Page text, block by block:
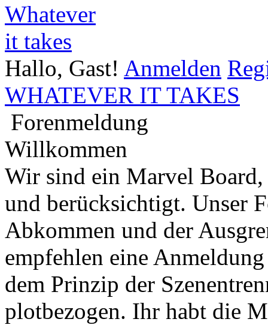
Whatever
it takes
Hallo, Gast! Anmelden
WHATEVER IT TAKES
Forenmeldung
Willkommen
Wir sind ein Marvel
und berücksichtigt. Unser
Abkommen und der
empfehlen eine
dem Prinzip der
plotbezogen. Ihr habt die